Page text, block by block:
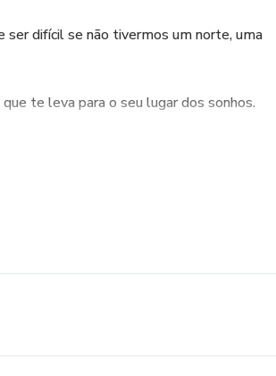
ser difícil se não tivermos um norte, uma
te leva para o seu lugar dos sonhos.
nesta jornada incrível.